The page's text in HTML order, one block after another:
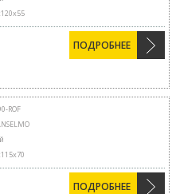
ПОДРОБНЕЕ
ROF
ПОДРОБНЕЕ